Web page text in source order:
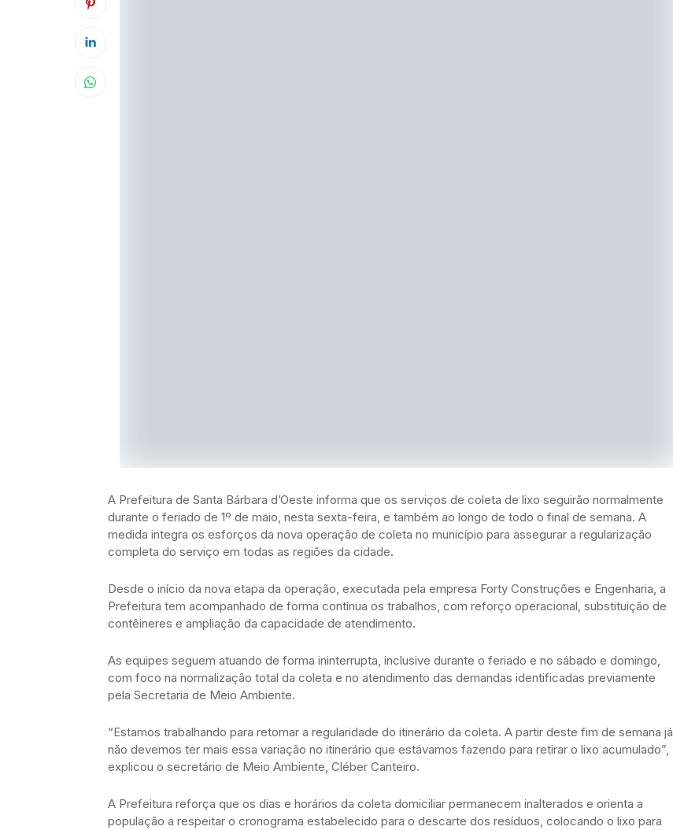
A Prefeitura de Santa Bárbara d’Oeste informa que os serviços de coleta de lixo seguirão normalmente
durante o feriado de 1º de maio, nesta sexta-feira, e também ao longo de todo o final de semana. A
medida integra os esforços da nova operação de coleta no município para assegurar a regularização
completa do serviço em todas as regiões da cidade.
Desde o início da nova etapa da operação, executada pela empresa Forty Construções e Engenharia, a
Prefeitura tem acompanhado de forma contínua os trabalhos, com reforço operacional, substituição de
contêineres e ampliação da capacidade de atendimento.
As equipes seguem atuando de forma ininterrupta, inclusive durante o feriado e no sábado e domingo,
com foco na normalização total da coleta e no atendimento das demandas identificadas previamente
pela Secretaria de Meio Ambiente.
“Estamos trabalhando para retomar a regularidade do itinerário da coleta. A partir deste fim de semana já
não devemos ter mais essa variação no itinerário que estávamos fazendo para retirar o lixo acumulado”,
explicou o secretário de Meio Ambiente, Cléber Canteiro.
A Prefeitura reforça que os dias e horários da coleta domiciliar permanecem inalterados e orienta a
população a respeitar o cronograma estabelecido para o descarte dos resíduos, colocando o lixo para